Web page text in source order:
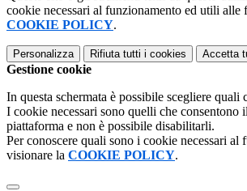
cookie necessari al funzionamento ed utili alle
COOKIE POLICY.
Personalizza Rifiuta tutti i cookies Accetta
Gestione cookie
In questa schermata è possibile scegliere quali
I cookie necessari sono quelli che consentono
piattaforma e non è possibile disabilitarli.
Per conoscere quali sono i cookie necessari al
visionare la COOKIE POLICY.